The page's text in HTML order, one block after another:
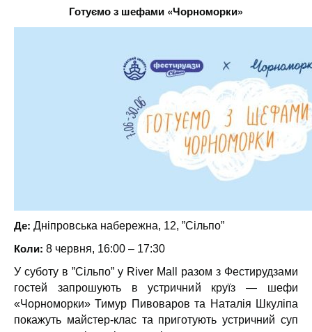
Готуємо з шефами «Чорноморки»
Де: Дніпровська набережна, 12, ”Сільпо”
Коли: 8 червня, 16:00 – 17:30
У суботу в ”Сільпо” у River Mall разом з Фестирудзами
гостей запрошують в устричний круїз — шефи
«Чорноморки» Тимур Пивоваров та Наталія Шкуліпа
покажуть майстер-клас та приготують устричний суп